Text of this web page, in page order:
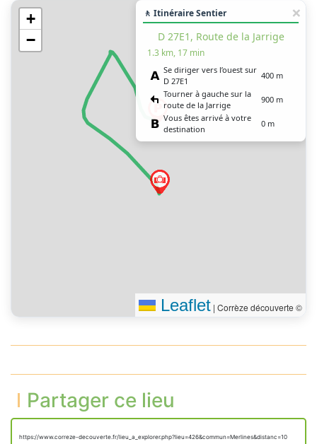
+
−
🚶 Itinéraire Sentier
D 27E1, Route de la Jarrige
1.3 km, 17 min
Se diriger vers l’ouest sur
D 27E1
400 m
Tourner à gauche sur la
route de la Jarrige
900 m
Vous êtes arrivé à votre
destination
0 m
Leaflet | Corrèze découverte ©
Partager ce lieu
https://www.correze-decouverte.fr/lieu_a_explorer.php?lieu=426&commun=Merlines&distanc=10